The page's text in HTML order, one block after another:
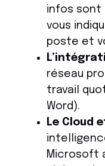
infos sont
vous
poste et
réseau
travail
Word).
Le Cloud
Microsoft